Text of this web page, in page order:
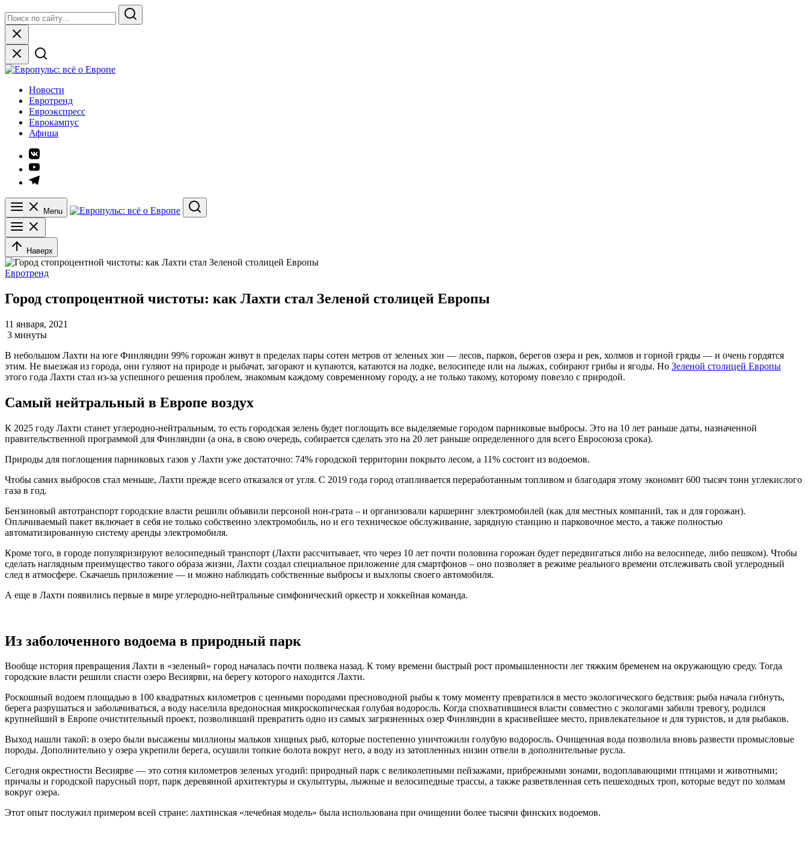
to
content
for:
Search
Close
Европульс: всё о Европе
Новости
Евротренд
Евроэкспресс
Еврокампус
Афиша
Элемент
меню
Элемент
меню
Элемент
Menu
Search
Наверх
Евротренд
Город стопроцентной чистоты: как Лахти стал Зеленой столицей Европы
11 января, 2021
3 минуты
В небольшом Лахти на юге Финляндии 99% горожан живут в пределах пары сотен метров от зеленых зон — лесов, парков, берегов озера и рек, холмов и горной гряды — и очень гордятся
этим. Не выезжая из города, они гуляют на природе и рыбачат, загорают и купаются, катаются на лодке, велосипеде или на лыжах, собирают грибы и ягоды. Но Зеленой столицей Европы
этого года Лахти стал из-за успешного решения проблем, знакомым каждому современному городу, а не только такому, которому повезло с природой.
Самый нейтральный в Европе воздух
К 2025 году Лахти станет углеродно-нейтральным, то есть городская зелень будет поглощать все выделяемые городом парниковые выбросы. Это на 10 лет раньше даты, назначенной
правительственной программой для Финляндии (а она, в свою очередь, собирается сделать это на 20 лет раньше определенного для всего Евросоюза срока).
Природы для поглощения парниковых газов у Лахти уже достаточно: 74% городской территории покрыто лесом, а 11% состоит из водоемов.
Чтобы самих выбросов стал меньше, Лахти прежде всего отказался от угля. С 2019 года город отапливается переработанным топливом и благодаря этому экономит 600 тысяч тонн углекислого
газа в год.
Бензиновый автотранспорт городские власти решили объявили персоной нон-грата – и организовали каршеринг электромобилей (как для местных компаний, так и для горожан).
Оплачиваемый пакет включает в себя не только собственно электромобиль, но и его техническое обслуживание, зарядную станцию и парковочное место, а также полностью
автоматизированную систему аренды электромобиля.
Кроме того, в городе популяризируют велосипедный транспорт (Лахти рассчитывает, что через 10 лет почти половина горожан будет передвигаться либо на велосипеде, либо пешком). Чтобы
сделать наглядным преимущество такого образа жизни, Лахти создал специальное приложение для смартфонов – оно позволяет в режиме реального времени отслеживать свой углеродный
след в атмосфере. Скачаешь приложение — и можно наблюдать собственные выбросы и выхлопы своего автомобиля.
А еще в Лахти появились первые в мире углеродно-нейтральные симфонический оркестр и хоккейная команда.
Из заболоченного водоема в природный парк
Вообще история превращения Лахти в «зеленый» город началась почти полвека назад. К тому времени быстрый рост промышленности лег тяжким бременем на окружающую среду. Тогда
городские власти решили спасти озеро Весиярви, на берегу которого находится Лахти.
Роскошный водоем площадью в 100 квадратных километров с ценными породами пресноводной рыбы к тому моменту превратился в место экологического бедствия: рыба начала гибнуть,
берега разрушаться и заболачиваться, а воду населила вредоносная микроскопическая голубая водоросль. Когда спохватившиеся власти совместно с экологами забили тревогу, родился
крупнейший в Европе очистительный проект, позволивший превратить одно из самых загрязненных озер Финляндии в красивейшее место, привлекательное и для туристов, и для рыбаков.
Выход нашли такой: в озеро были высажены миллионы мальков хищных рыб, которые постепенно уничтожили голубую водоросль. Очищенная вода позволила вновь развести промысловые
породы. Дополнительно у озера укрепили берега, осушили топкие болота вокруг него, а воду из затопленных низин отвели в дополнительные русла.
Сегодня окрестности Весиярве — это сотня километров зеленых угодий: природный парк с великолепными пейзажами, прибрежными зонами, водоплавающими птицами и животными;
причалы и городской парусный порт, парк деревянной архитектуры и скульптуры, лыжные и велосипедные трассы, а также разветвленная сеть пешеходных троп, которые ведут по холмам
вокруг озера.
Этот опыт послужил примером всей стране: лахтинская «лечебная модель» была использована при очищении более тысячи финских водоемов.